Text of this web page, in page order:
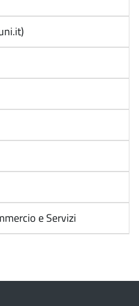
e Servizi